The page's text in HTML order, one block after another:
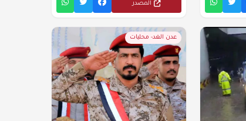
المصدر
عدن الغد- محليات